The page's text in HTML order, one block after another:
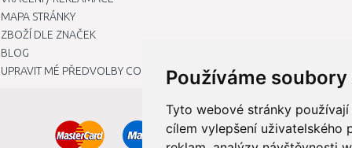
Používáme
Tyto webové stránky
cílem vylepšení uživatelského
MAPA STRÁNKY
ZBOŽÍ DLE ZNAČEK
BLOG
UPRAVIT MÉ PŘEDVOLBY COOKIES